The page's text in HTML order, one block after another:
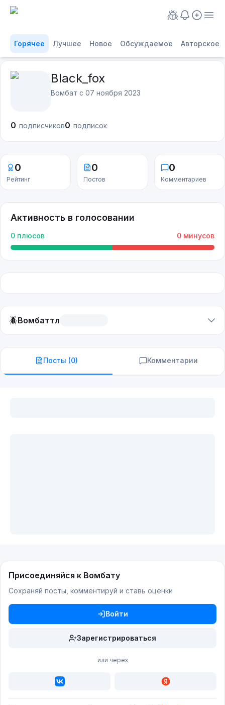
Горячее Лучшее Новое Обсуждаемое Авторское
Black_fox
Вомбат с 07 ноября 2023
0 подписчиков0 подписок
0
Рейтинг
0
Постов
0
Комментариев
Активность в голосовании
0 плюсов 0 минусов
🪲Вомбаттл
Посты (0) Комментарии
Присоединяйся к Вомбату
Сохраняй посты, комментируй и ставь оценки
Войти
Зарегистрироваться
или через